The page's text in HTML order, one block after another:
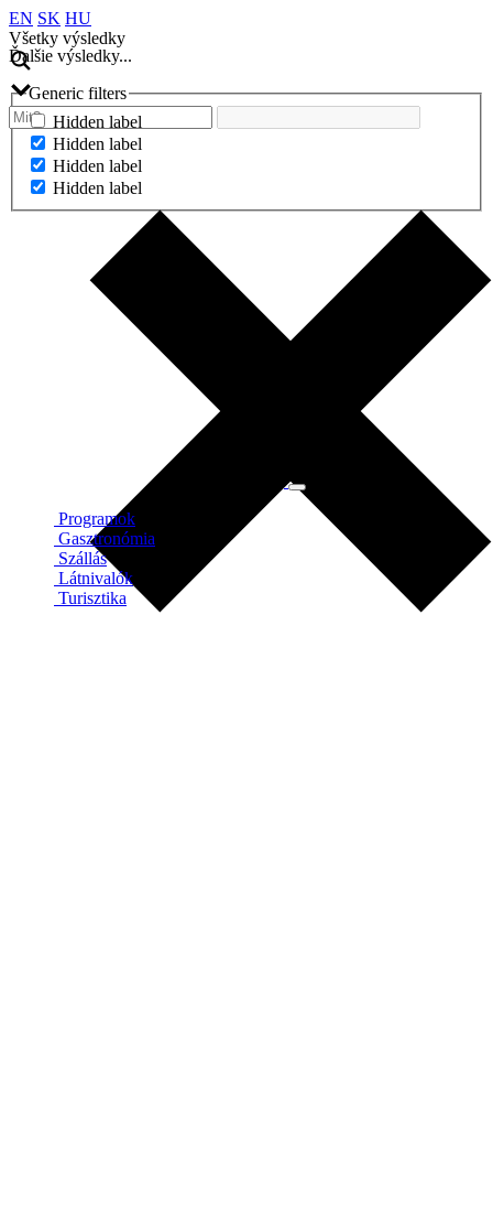
EN SK HU
Všetky výsledky
Ďalšie výsledky...
Generic filters
Hidden label
Hidden label
Hidden label
Hidden label
Programok
Gasztronómia
Szállás
Látnivalók
Turisztika